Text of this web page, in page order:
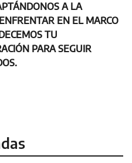
A LA
EN EL MARCO
TU
PARA SEGUIR